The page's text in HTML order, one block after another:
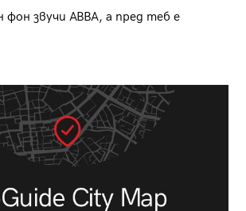
фон звучи ABBA, а пред теб е